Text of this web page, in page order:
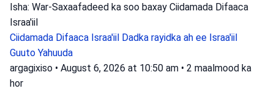
Isha: War-Saxaafadeed ka soo baxay Ciidamada Difaaca
Israa'iil
Ciidamada Difaaca Israa'iil Dadka rayidka ah ee Israa'iil
Guuto Yahuuda
argagixiso • August 6, 2026 at 10:50 am • 2 maalmood ka
hor